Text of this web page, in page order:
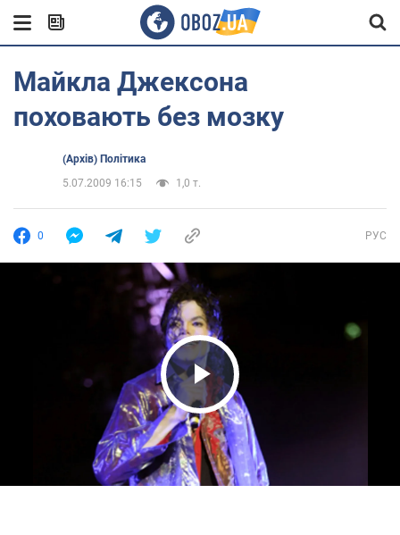
Майкла Джексона
поховають без мозку
(Архів) Політика
5.07.2009 16:15
1,0 т.
0 РУС
Play Video